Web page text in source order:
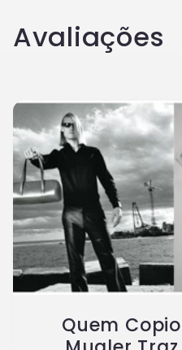
Avaliações
Quem